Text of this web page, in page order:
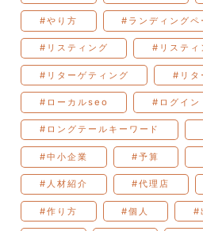
#やり方 #ランディングペ
#リスティング #リスティ
#リターゲティング #リタ
#ローカルseo #ログイン
#ロングテールキーワード
#中小企業 #予算
#人材紹介 #代理店
#作り方 #個人 #